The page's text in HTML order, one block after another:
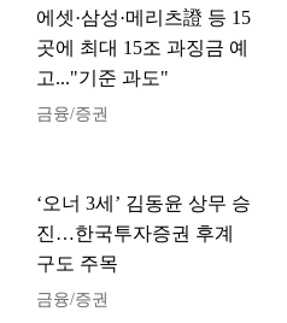
에셋·삼성·메리츠證 등 15
곳에 최대 15조 과징금 예
고..."기준 과도"
금융/증권
‘오너 3세’ 김동윤 상무 승
진…한국투자증권 후계
구도 주목
금융/증권